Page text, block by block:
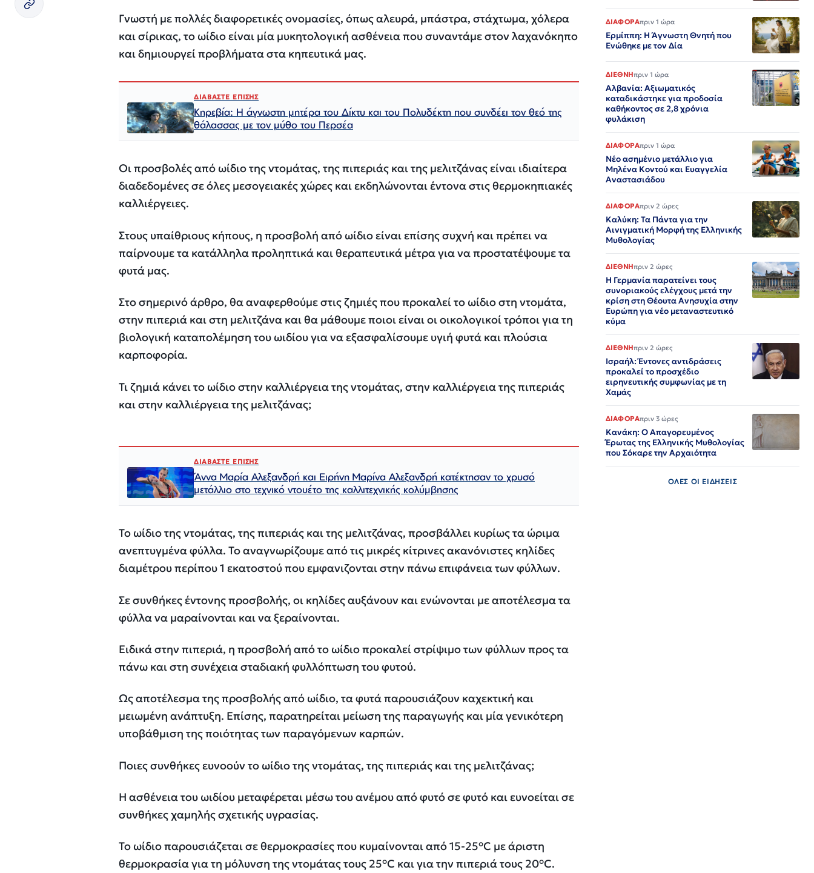
Γνωστή με πολλές διαφορετικές ονομασίες, όπως αλευρά, μπάστρα, στάχτωμα, χόλερα
και σίρικας, το ωίδιο είναι μία μυκητολογική ασθένεια που συναντάμε στον λαχανόκηπο
και δημιουργεί προβλήματα στα κηπευτικά μας.
ΔΙΑΒΑΣΤΕ ΕΠΙΣΗΣ
Κηρεβία: Η άγνωστη μητέρα του Δίκτυ και του Πολυδέκτη που συνδέει τον θεό της
θάλασσας με τον μύθο του Περσέα
Οι προσβολές από ωίδιο της ντομάτας, της πιπεριάς και της μελιτζάνας είναι ιδιαίτερα
διαδεδομένες σε όλες μεσογειακές χώρες και εκδηλώνονται έντονα στις θερμοκηπιακές
καλλιέργειες.
Στους υπαίθριους κήπους, η προσβολή από ωίδιο είναι επίσης συχνή και πρέπει να
παίρνουμε τα κατάλληλα προληπτικά και θεραπευτικά μέτρα για να προστατέψουμε τα
φυτά μας.
Στο σημερινό άρθρο, θα αναφερθούμε στις ζημιές που προκαλεί το ωίδιο στη ντομάτα,
στην πιπεριά και στη μελιτζάνα και θα μάθουμε ποιοι είναι οι οικολογικοί τρόποι για τη
βιολογική καταπολέμηση του ωιδίου για να εξασφαλίσουμε υγιή φυτά και πλούσια
καρποφορία.
Τι ζημιά κάνει το ωίδιο στην καλλιέργεια της ντομάτας, στην καλλιέργεια της πιπεριάς
και στην καλλιέργεια της μελιτζάνας;
ΔΙΑΒΑΣΤΕ ΕΠΙΣΗΣ
Άννα Μαρία Αλεξανδρή και Ειρήνη Μαρίνα Αλεξανδρή κατέκτησαν το χρυσό
μετάλλιο στο τεχνικό ντουέτο της καλλιτεχνικής κολύμβησης
Το ωίδιο της ντομάτας, της πιπεριάς και της μελιτζάνας, προσβάλλει κυρίως τα ώριμα
ανεπτυγμένα φύλλα. Το αναγνωρίζουμε από τις μικρές κίτρινες ακανόνιστες κηλίδες
διαμέτρου περίπου 1 εκατοστού που εμφανιζονται στην πάνω επιφάνεια των φύλλων.
Σε συνθήκες έντονης προσβολής, οι κηλίδες αυξάνουν και ενώνονται με αποτέλεσμα τα
φύλλα να μαραίνονται και να ξεραίνονται.
Ειδικά στην πιπεριά, η προσβολή από το ωίδιο προκαλεί στρίψιμο των φύλλων προς τα
πάνω και στη συνέχεια σταδιακή φυλλόπτωση του φυτού.
Ως αποτέλεσμα της προσβολής από ωίδιο, τα φυτά παρουσιάζουν καχεκτική και
μειωμένη ανάπτυξη. Επίσης, παρατηρείται μείωση της παραγωγής και μία γενικότερη
υποβάθμιση της ποιότητας των παραγόμενων καρπών.
Ποιες συνθήκες ευνοούν το ωίδιο της ντομάτας, της πιπεριάς και της μελιτζάνας;
H ασθένεια του ωιδίου μεταφέρεται μέσω του ανέμου από φυτό σε φυτό και ευνοείται σε
συνθήκες χαμηλής σχετικής υγρασίας.
Το ωίδιο παρουσιάζεται σε θερμοκρασίες που κυμαίνονται από 15-25°C με άριστη
θερμοκρασία για τη μόλυνση της ντομάτας τους 25°C και για την πιπεριά τους 20°C.
ΔΙΑΦΟΡΑπριν 1 ώρα
Ερμίππη: Η Άγνωστη Θνητή που
Ενώθηκε με τον Δία
ΔΙΕΘΝΗπριν 1 ώρα
Αλβανία: Αξιωματικός
καταδικάστηκε για προδοσία
καθήκοντος σε 2,8 χρόνια
φυλάκιση
ΔΙΑΦΟΡΑπριν 1 ώρα
Νέο ασημένιο μετάλλιο για
Μηλένα Κοντού και Ευαγγελία
Αναστασιάδου
ΔΙΑΦΟΡΑπριν 2 ώρες
Καλύκη: Τα Πάντα για την
Αινιγματική Μορφή της Ελληνικής
Μυθολογίας
ΔΙΕΘΝΗπριν 2 ώρες
Η Γερμανία παρατείνει τους
συνοριακούς ελέγχους μετά την
κρίση στη Θέουτα Ανησυχία στην
Ευρώπη για νέο μεταναστευτικό
κύμα​​​​​​​​​​​​​​​​​​​​​​​​​​​​​​​​​​​​​​​​​​​​​​​​​​
ΔΙΕΘΝΗπριν 2 ώρες
Ισραήλ: Έντονες αντιδράσεις
προκαλεί το προσχέδιο
ειρηνευτικής συμφωνίας με τη
Χαμάς
ΔΙΑΦΟΡΑπριν 3 ώρες
Κανάκη: Ο Απαγορευμένος
Έρωτας της Ελληνικής Μυθολογίας
που Σόκαρε την Αρχαιότητα
ΟΛΕΣ ΟΙ ΕΙΔΗΣΕΙΣ